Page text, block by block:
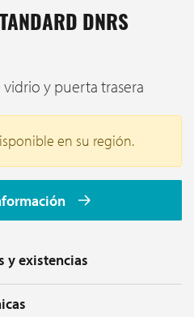
DNRS
y puerta trasera
en su región.
y existencias